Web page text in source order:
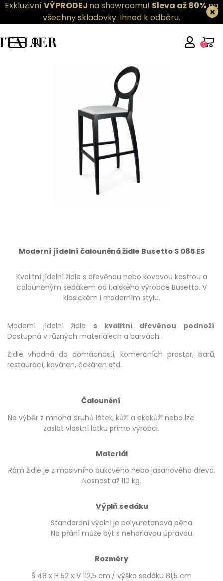
ExkluzivníVÝPRODEJ na showroomu! Sleva až 80%na
všechny skladovky. Ihned k odběru.
0
Moderní jídelní čalouněná židle Busetto S 085 ES
Kvalitní jídelní židle s dřevěnou nebo kovovou kostrou a
čalouněným sedákem od italského výrobce Busetto. V
klasickém i moderním stylu.
Moderní jídelní židle s kvalitní dřevěnou podnoží.
Dostupná v různých materiálech a barvách.
Židle vhodná do domácnosti, komerčních prostor, barů,
restaurací, kaváren, čekáren atd.
Čalounění
Na výběr z mnoha druhů látek, kůží a ekokůží nebo lze
zaslat vlastní látku přímo výrobci.
Materiál
Rám židle je z masivního bukového nebo jasanového dřeva.
Nosnost až 110 kg.
Výplň sedáku
Standardní výplní je polyuretanová pěna.
Na přání může být s nehořlavou úpravou.
Rozměry
Š 48 x H 52 x V 112,5 cm / výška sedáku 81,5 cm